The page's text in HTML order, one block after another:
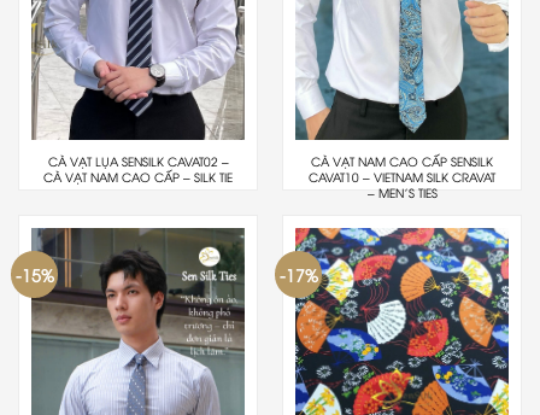
CÀ VẠT LỤA SENSILK CAVAT02 –
CÀ VẠT NAM CAO CẤP – SILK TIE
CÀ VẠT NAM CAO CẤP SENSILK
CAVAT10 – VIETNAM SILK CRAVAT
– MEN’S TIES
-15% -17%